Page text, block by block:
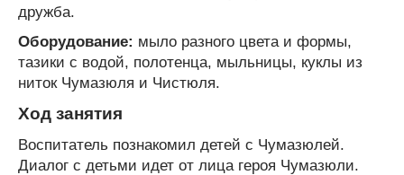
дружба.
Оборудование: мыло разного цвета и формы,
тазики с водой, полотенца, мыльницы, куклы из
ниток Чумазюля и Чистюля.
Ход занятия
Воспитатель познакомил детей с Чумазюлей.
Диалог с детьми идет от лица героя Чумазюли.